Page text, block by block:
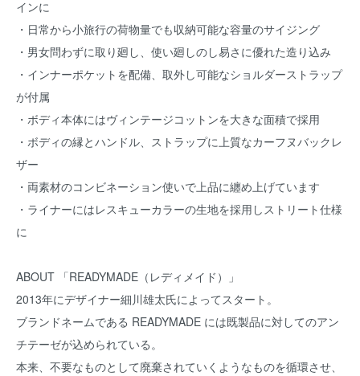
インに
・日常から小旅行の荷物量でも収納可能な容量のサイジング
・男女問わずに取り廻し、使い廻しのし易さに優れた造り込み
・インナーポケットを配備、取外し可能なショルダーストラップ
が付属
・ボディ本体にはヴィンテージコットンを大きな面積で採用
・ボディの縁とハンドル、ストラップに上質なカーフヌバックレ
ザー
・両素材のコンビネーション使いで上品に纏め上げています
・ライナーにはレスキューカラーの生地を採用しストリート仕様
に
ABOUT 「READYMADE（レディメイド）」
2013年にデザイナー細川雄太氏によってスタート。
ブランドネームである READYMADE には既製品に対してのアン
チテーゼが込められている。
本来、不要なものとして廃棄されていくようなものを循環させ、